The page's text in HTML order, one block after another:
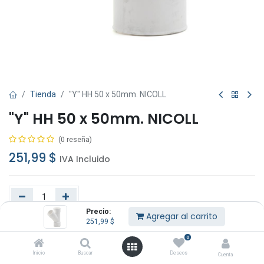
Precio:
251,99 $ Agregar al carrito
Inicio Buscar
0
Deseos Cuenta
Tienda "Y" HH 50 x 50mm. NICOLL
"Y" HH 50 x 50mm. NICOLL
(0 reseña)
251,99 $ IVA Incluido
Agregar al carrito Comprar ahora
Añadir a lista de deseos